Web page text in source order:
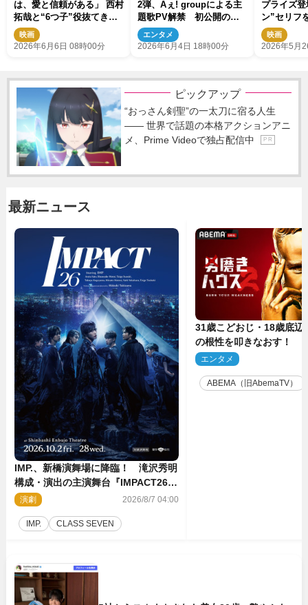
は、愛と信頼がある」 西村
拓哉と“6つ子”役抜てきで
目指す前作超え【実写映画
『おそ松さん』インタビュ
映画
2026年6月6日 08時00分
2弾、Aぇ! groupによる主
題歌PV解禁 初公開の本
編映像満載！
エンタメ
2026年6月4日 18時00分
プライズ
ン”セリフ
映画
2026年5月
ピックアップ
“おっさん剣聖”の一太刀に宿る人生
―― 世界で話題の本格アクションアニ
メ、Prime Videoで独占配信中
P R
最新ニュース
IMP.、新橋演舞場に降臨！ 滝沢秀明
構成・演出の主演舞台『IMPACT26』
上演決定
演劇 2026/8/7 04:00
IMP. CLASS SEVEN
31歳こどおじ・18歳底
の根性を叩きなおす！
ス』第2弾コーチ陣発表
エンタメ
ABEMA（旧AbemaTV）